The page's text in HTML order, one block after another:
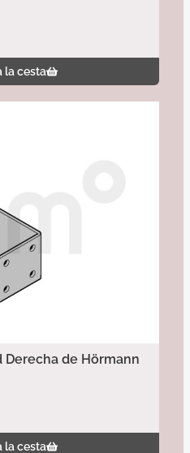
la cesta
de Hörmann
la cesta